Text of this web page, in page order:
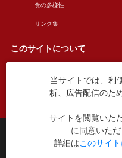
食の多様性
リンク集
このサイトについて
このサイトについて
お問い合わせ
台
〒110-8615 東京
TEL
当サイトでは、利
析、広告配信のた
サイトを閲覧いた
に同意いただ
詳細はこのサイ